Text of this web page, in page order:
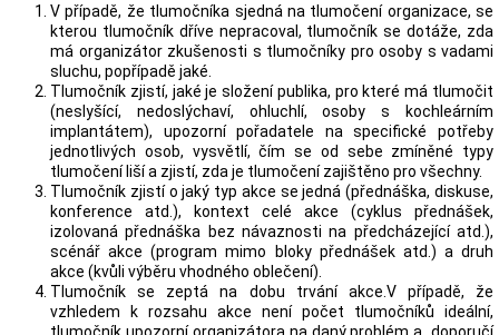
V případě, že tlumočníka sjedná na tlumočení organizace, se
kterou tlumočník dříve nepracoval, tlumočník se dotáže, zda
má organizátor zkušenosti s tlumočníky pro osoby s vadami
sluchu, popřípadě jaké.
Tlumočník zjistí, jaké je složení publika, pro které má tlumočit
(neslyšící, nedoslýchaví, ohluchlí, osoby s kochleárním
implantátem), upozorní pořadatele na specifické potřeby
jednotlivých osob, vysvětlí, čím se od sebe zmíněné typy
tlumočení liší a zjistí, zda je tlumočení zajištěno pro všechny.
Tlumočník zjistí o jaký typ akce se jedná (přednáška, diskuse,
konference atd.), kontext celé akce (cyklus přednášek,
izolovaná přednáška bez návaznosti na předcházející atd.),
scénář akce (program mimo bloky přednášek atd.) a druh
akce (kvůli výběru vhodného oblečení).
Tlumočník se zeptá na dobu trvání akce.V případě, že
vzhledem k rozsahu akce není počet tlumočníků ideální,
tlumočník upozorní organizátora na daný problém a doporučí